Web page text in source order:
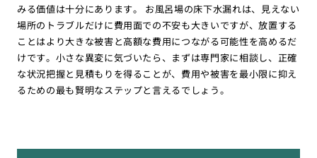
みる価値は十分にあります。 お風呂場の床下水漏れは、見えない
場所のトラブルだけに費用面での不安も大きいですが、放置する
ことはより大きな被害と高額な費用につながる可能性を高めるだ
けです。小さな異変に気づいたら、まずは専門家に相談し、正確
な状況把握と見積もりを得ることが、費用や被害を最小限に抑え
るための最も賢明なステップと言えるでしょう。